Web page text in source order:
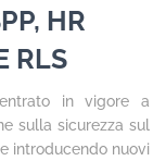
HR
RLS
in vigore a
sulla sicurezza sul
introducendo nuovi